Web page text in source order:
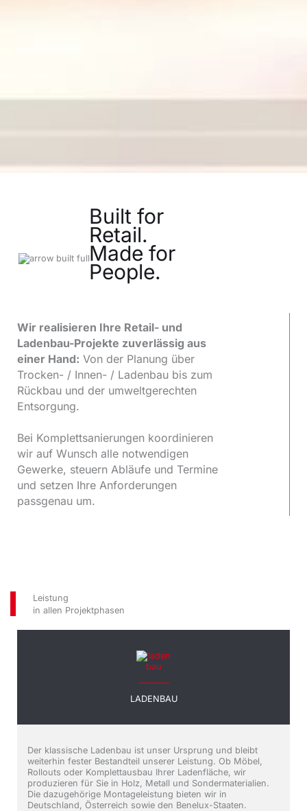
Built for
Retail.
Made for
People.
Wir realisieren Ihre Retail- und
Ladenbau-Projekte zuverlässig aus
einer Hand: Von der Planung über
Trocken- / Innen- / Ladenbau bis zum
Rückbau und der umweltgerechten
Entsorgung.
Bei Komplettsanierungen koordinieren
wir auf Wunsch alle notwendigen
Gewerke, steuern Abläufe und Termine
und setzen Ihre Anforderungen
passgenau um.
Leistung
in allen Projektphasen
LADENBAU
Der klassische Ladenbau ist unser Ursprung und bleibt
weiterhin fester Bestandteil unserer Leistung. Ob Möbel,
Rollouts oder Komplettausbau Ihrer Ladenfläche, wir
produzieren für Sie in Holz, Metall und Sondermaterialien.
Die dazugehörige Montageleistung bieten wir in
Deutschland, Österreich sowie den Benelux-Staaten.